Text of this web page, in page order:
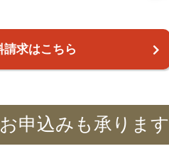
請求はこちら
申込みも承ります